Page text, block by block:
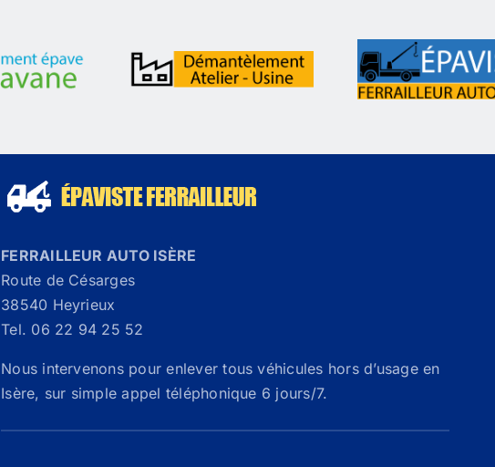
FERRAILLEUR AUTO ISÈRE
Route de Césarges
38540 Heyrieux
Tel. 06 22 94 25 52
Nous intervenons pour enlever tous véhicules hors d’usage en
Isère, sur simple appel téléphonique 6 jours/7.